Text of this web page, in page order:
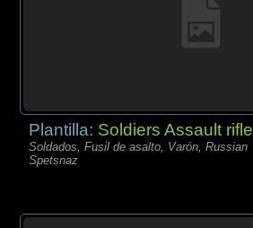
Plantilla: Soldiers Assault rifle
Soldados, Fusil de asalto, Varón, Russian
Spetsnaz